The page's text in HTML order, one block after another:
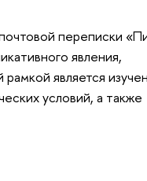
переписки
явления,
является
условий, а также